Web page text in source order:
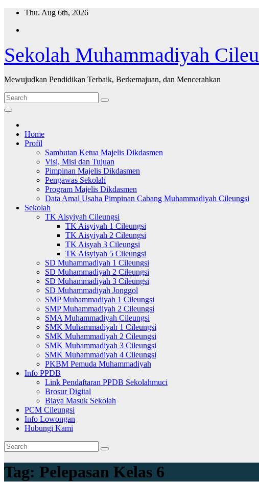
Skip
content
Thu. Aug 6th, 2026
Sekolah Muhammadiyah
Mewujudkan Pendidikan Terbaik, Berkemajuan, dan Mencerahkan
Home
Profil
Sambutan Ketua Majelis Dikdasmen
Visi, Misi dan Tujuan
Pimpinan Majelis Dikdasmen
Pengawas Sekolah
Program Majelis Dikdasmen
Data Amal Usaha Pimpinan Cabang Muhammadiyah Cileungsi
Sekolah
TK Aisyiyah Cileungsi
TK Aisyiyah 1 Cileungsi
TK Aisyiyah 2 Cileungsi
TK Aisyah 3 Cileungsi
TK Aisyiyah 5 Cileungsi
SD Muhammadiyah 1 Cileungsi
SD Muhammadiyah 2 Cileungsi
SD Muhammadiyah 3 Cileungsi
SD Muhammadiyah Jonggol
SMP Muhammadiyah 1 Cileungsi
SMP Muhammadiyah 2 Cileungsi
SMA Muhammadiyah Cileungsi
SMK Muhammadiyah 1 Cileungsi
SMK Muhammadiyah 2 Cileungsi
SMK Muhammadiyah 3 Cileungsi
SMK Muhammadiyah 4 Cileungsi
PKBM Pemuda Muhammadiyah
Info PPDB
Link Pendaftaran PPDB Sekolahmuci
Brosur Digital
Biaya Masuk Sekolah
PCM Cileungsi
Info Lowongan
Hubungi Kami
Tag: Pelepasan Kelas 6